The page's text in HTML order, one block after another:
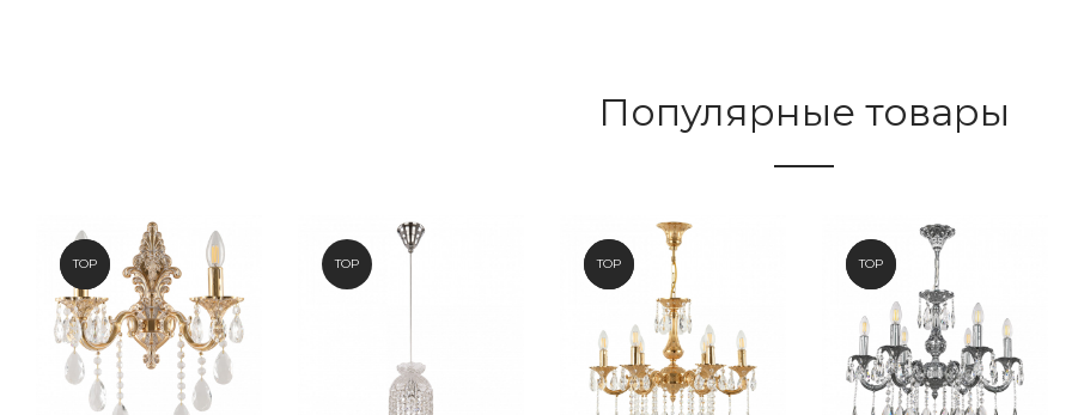
Популярные товары
NEW
TOP TOP NEW
TOP NEW
TOP